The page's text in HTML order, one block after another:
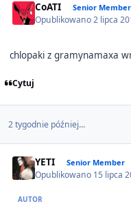
CoATI Senior Member
Opublikowano2 lipca
chlopaki z gramynamaxa
Cytuj
2 tygodnie później...
YETI Senior Member
Opublikowano 15 lipca
AUTOR